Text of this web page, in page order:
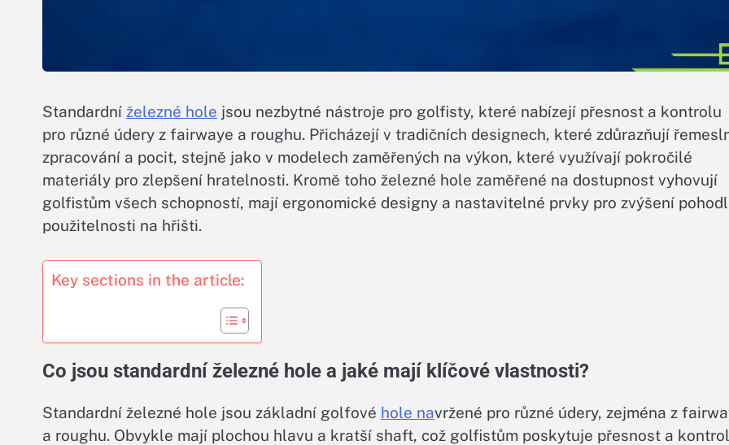
Standardní železné hole jsou nezbytné nástroje pro golfisty, které nabízejí přesnost a kontrolu
pro různé údery z fairwaye a roughu. Přicházejí v tradičních designech, které zdůrazňují
zpracování a pocit, stejně jako v modelech zaměřených na výkon, které využívají pokročilé
materiály pro zlepšení hratelnosti. Kromě toho železné hole zaměřené na dostupnost vyhovují
golfistům všech schopností, mají ergonomické designy a nastavitelné prvky pro zvýšení
použitelnosti na hřišti.
Key sections in the article:
Co jsou standardní železné hole a jaké mají klíčové vlastnosti?
Standardní železné hole jsou základní golfové hole navržené pro různé údery, zejména z
a roughu. Obvykle mají plochou hlavu a kratší shaft, což golfistům poskytuje přesnost a